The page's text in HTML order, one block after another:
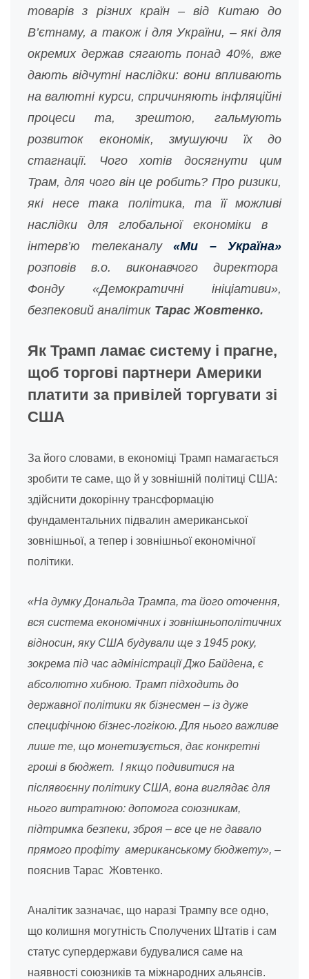
товарів з різних країн – від Китаю до
В’єтнаму, а також і для України, – які для
окремих держав сягають понад 40%, вже
дають відчутні наслідки: вони впливають
на валютні курси, спричиняють інфляційні
процеси та, зрештою, гальмують
розвиток економік, змушуючи їх до
стагнації. Чого хотів досягнути цим
Трам, для чого він це робить? Про ризики,
які несе така політика, та її можливі
наслідки для глобальної економіки в
інтерв’ю телеканалу «Ми – Україна»
розповів в.о. виконавчого директора
Фонду «Демократичні ініціативи»,
безпековий аналітик Тарас Жовтенко.
Як Трамп ламає систему і прагне,
щоб торгові партнери Америки
платити за привілей торгувати зі
США
За його словами, в економіці Трамп намагається
зробити те саме, що й у зовнішній політиці США:
здійснити докорінну трансформацію
фундаментальних підвалин американської
зовнішньої, а тепер і зовнішньої економічної
політики.
«На думку Дональда Трампа, та його оточення,
вся система економічних і зовнішньополітичних
відносин, яку США будували ще з 1945 року,
зокрема під час адміністрації Джо Байдена, є
абсолютно хибною. Трамп підходить до
державної політики як бізнесмен – із дуже
специфічною бізнес-логікою. Для нього важливе
лише те, що монетизується, дає конкретні
гроші в бюджет. І якщо подивитися на
післявоєнну політику США, вона виглядає для
нього витратною: допомога союзникам,
підтримка безпеки, зброя – все це не давало
прямого профіту американському бюджету», –
пояснив Тарас Жовтенко.
Аналітик зазначає, що наразі Трампу все одно,
що колишня могутність Сполучених Штатів і сам
статус супердержави будувалися саме на
наявності союзників та міжнародних альянсів.